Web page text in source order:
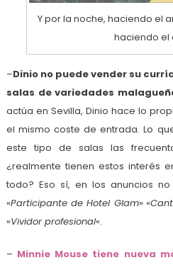
Y por la noche, haciendo el
haciendo el
–Dinio no puede vender su
salas de variedades
actúa en Sevilla, Dinio hace lo
el mismo coste de entrada. Lo
este tipo de salas las
¿realmente tienen estos interés
todo? Eso sí, en los anuncios
«Participante de Hotel Glam» «
«Vividor profesional«.
– Minnie Mouse tiene nueva